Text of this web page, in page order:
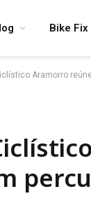
Bike
Aramorro